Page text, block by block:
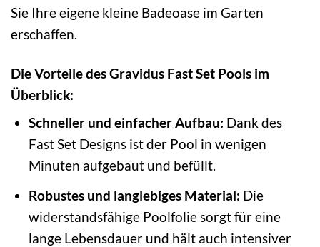
Sie Ihre eigene kleine Badeoase im Garten
erschaffen.
Die Vorteile des Gravidus Fast Set Pools im
Überblick:
Schneller und einfacher Aufbau: Dank des
Fast Set Designs ist der Pool in wenigen
Minuten aufgebaut und befüllt.
Robustes und langlebiges Material: Die
widerstandsfähige Poolfolie sorgt für eine
lange Lebensdauer und hält auch intensiver